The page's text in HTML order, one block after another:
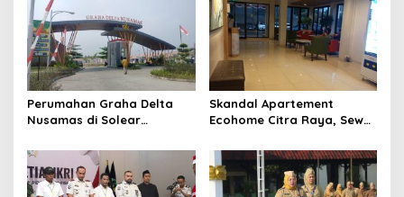
BNK
Perumahan Graha Delta
Nusamas di Solear
Belum Memiliki PSU
Skandal Apartement
Ecohome Citra Raya, Sewa
Pegawai Staf BNK